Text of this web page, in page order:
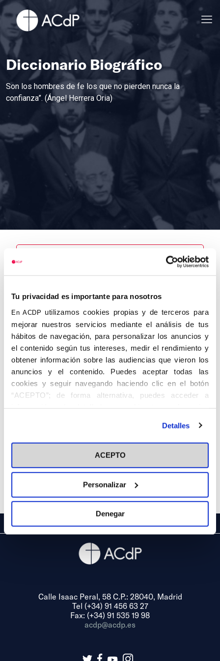
Tu privacidad es importante para nosotros
En ACDP utilizamos cookies propias y de terceros para
mejorar nuestros servicios mediante el análisis de tus
hábitos de navegación, para personalizar los anuncios y
el contenido según tus intereses, medir el rendimiento y
obtener información sobre las audiencias que vieron los
anuncios y el contenido. Puedes aceptar todas las
cookies y seguir navegando haciendo clic en el botón
“ACEPTO”; de forma alternativa, puedes acceder a
información más detallada y cambiar tus preferencias
en el botón "Personalizar". Para más información puedes
visitar nuestra Política de Cookies
Detalles
ACEPTO
Personalizar
Denegar
Diccionario Biográfico
Son los hombres de fe los que no pierden nunca la
confianza”. (Ángel Herrera Oria)
Sanjuan
López, Vicente
Autor
Centro de
adscripción
Valencia
Fecha de
nacimiento
01/01/1911
Lugar de
Fecha de
defunción
01/01/1981
Lugar de
Calle Isaac Peral, 58 C.P.: 28040, Madrid
Tel (+34) 91 456 63 27
Fax: (+34) 91 535 19 98
acdp@acdp.es